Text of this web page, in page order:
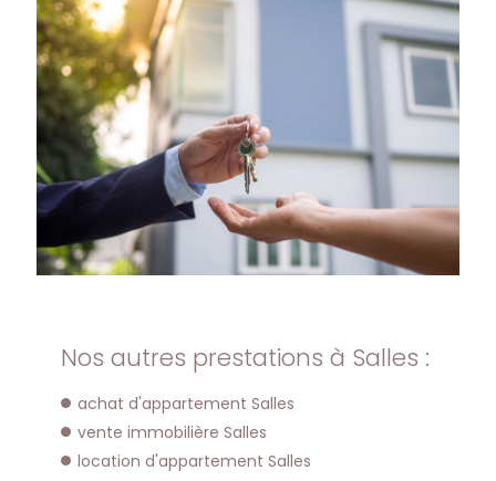
Nos autres prestations à Salles :
achat d'appartement Salles
vente immobilière Salles
location d'appartement Salles